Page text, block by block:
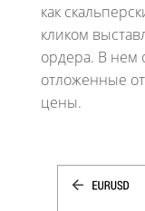
как
кликом
ордера. В нем
отложенные
цены.